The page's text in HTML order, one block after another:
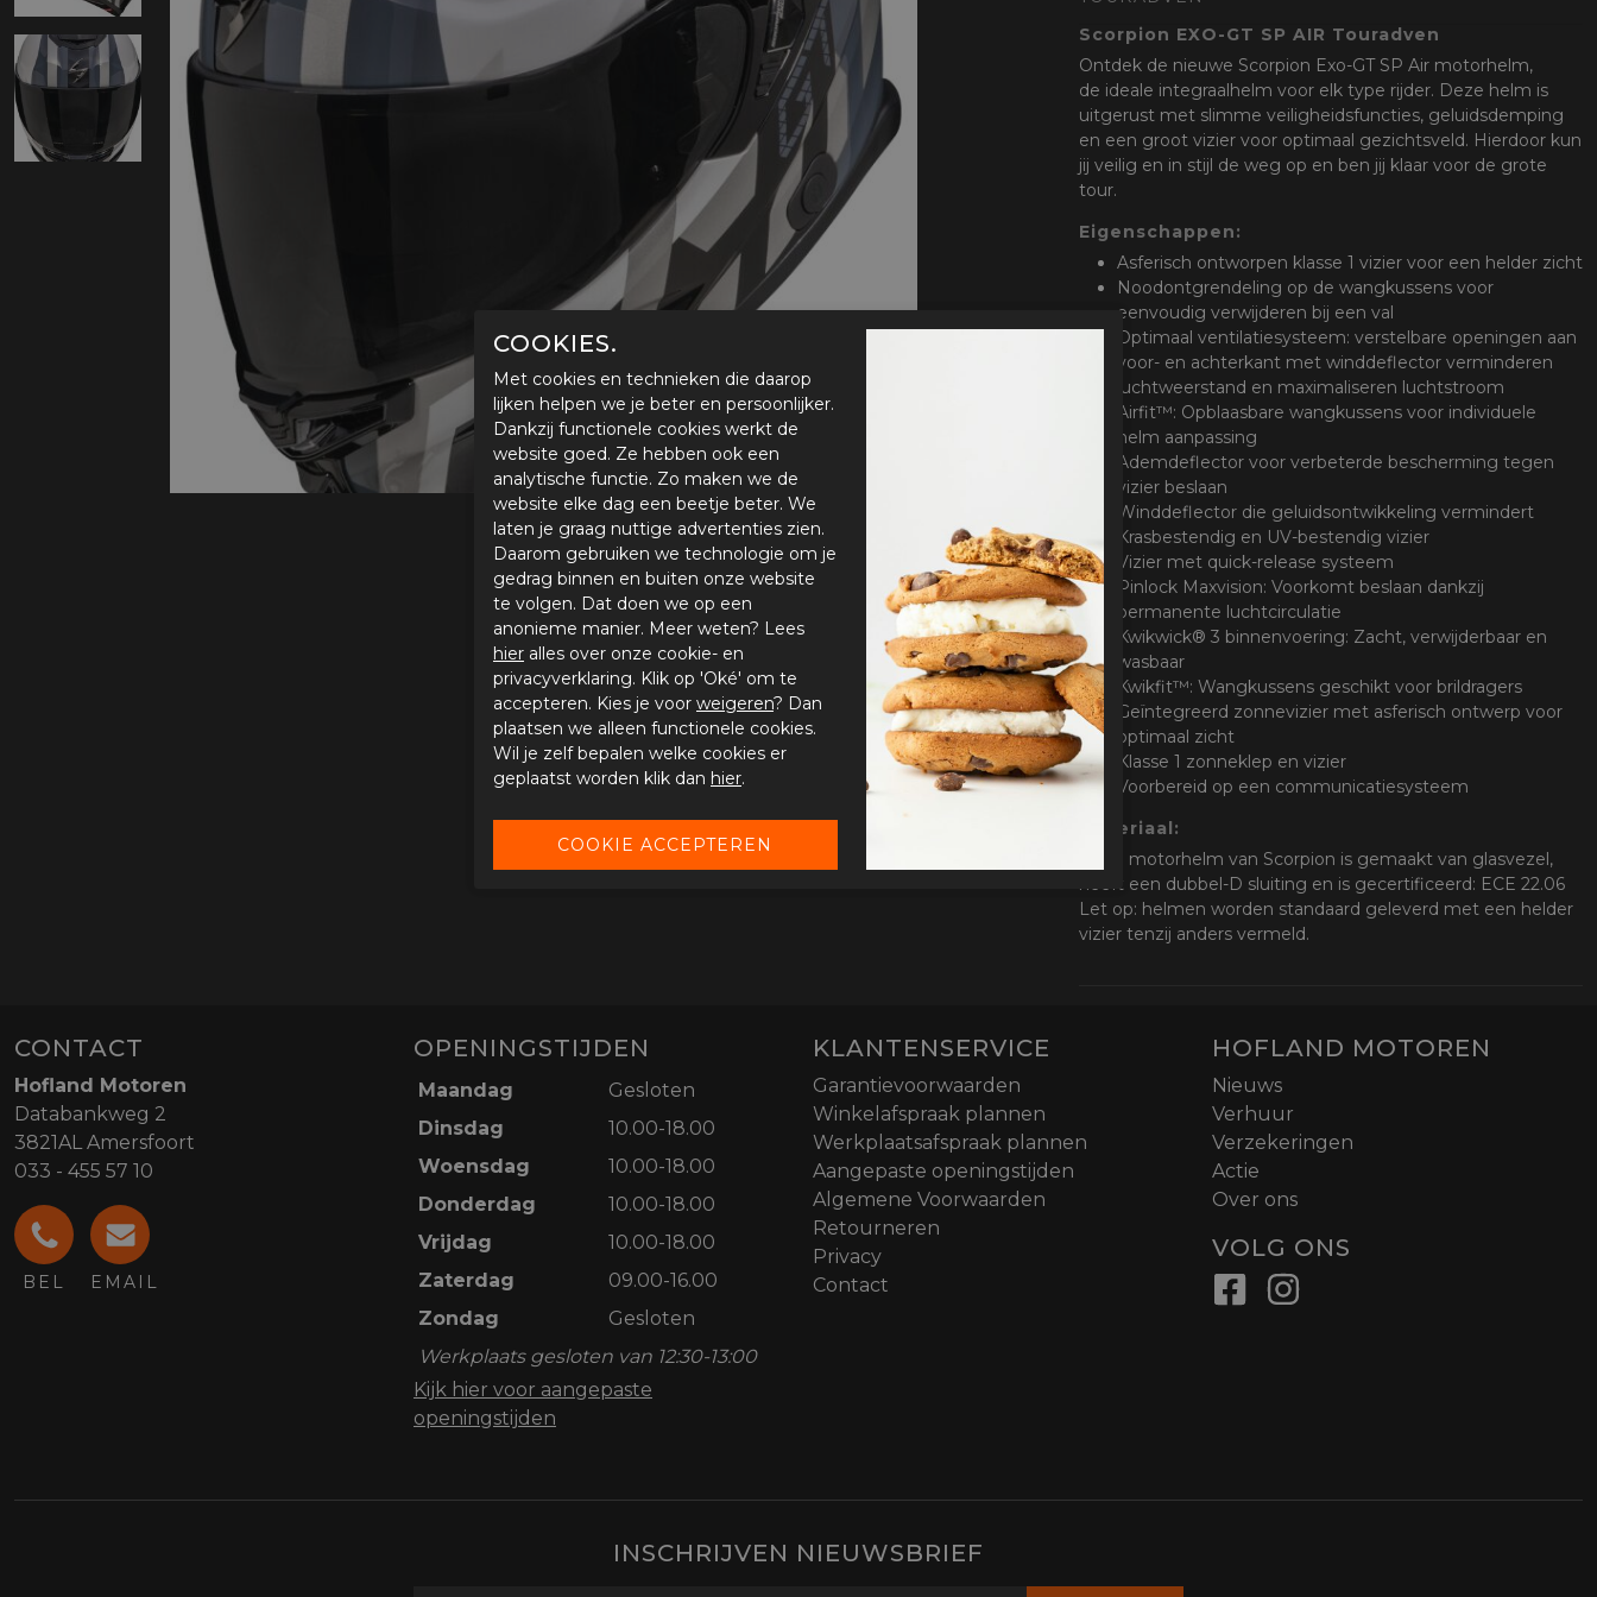
Airbags
handschoenen
All-Season
handschoenen
Verwarmde
handschoenen
Sloten
TelefoonScorpion EXO-GT SP AIR Touradven
Ontdek de nieuwe Scorpion Exo-GT SP Air motorhelm,
de ideale integraalhelm voor elk type rijder. Deze helm is
uitgerust met slimme veiligheidsfuncties, geluidsdemping
en een groot vizier voor optimaal gezichtsveld. Hierdoor kun
jij veilig en in stijl de weg op en ben jij klaar voor de grote
tour.
Eigenschappen:
Asferisch ontworpen klasse 1 vizier voor een helder zicht
Noodontgrendeling op de wangkussens voor
eenvoudig verwijderen bij een val
Optimaal ventilatiesysteem: verstelbare openingen aan
voor- en achterkant met winddeflector verminderen
luchtweerstand en maximaliseren luchtstroom
Airfit™: Opblaasbare wangkussens voor individuele
helm aanpassing
Ademdeflector voor verbeterde bescherming tegen
vizier beslaan
Winddeflector die geluidsontwikkeling vermindert
Krasbestendig en UV-bestendig vizier
Vizier met quick-release systeem
Pinlock Maxvision: Voorkomt beslaan dankzij
permanente luchtcirculatie
Kwikwick® 3 binnenvoering: Zacht, verwijderbaar en
wasbaar
Kwikfit™: Wangkussens geschikt voor brildragers
Geïntegreerd zonnevizier met asferisch ontwerp voor
optimaal zicht
Klasse 1 zonneklep en vizier
Voorbereid op een communicatiesysteem
Materiaal:
Deze motorhelm van Scorpion is gemaakt van glasvezel,
heeft een dubbel-D sluiting en is gecertificeerd: ECE 22.06
Let op: helmen worden standaard geleverd met een helder
vizier tenzij anders vermeld.
CONTACT
Hofland Motoren
Databankweg 2
3821AL Amersfoort
033 - 455 57 10
BEL EMAIL
OPENINGSTIJDEN
Maandag
Gesloten
Dinsdag
10.00-18.00
Woensdag
10.00-18.00
Donderdag
10.00-18.00
Vrijdag
10.00-18.00
Zaterdag
09.00-16.00
Zondag
Gesloten
Werkplaats gesloten van 12:30-13:00
Kijk hier voor aangepaste
openingstijden
KLANTENSERVICE
Garantievoorwaarden
Winkelafspraak plannen
Werkplaatsafspraak plannen
Aangepaste openingstijden
Algemene Voorwaarden
Retourneren
Privacy
Contact
HOFLAND MOTOREN
Nieuws
Verhuur
Verzekeringen
Actie
Over ons
VOLG ONS
INSCHRIJVEN NIEUWSBRIEF
COOKIES.
Met cookies en technieken die daarop
lijken helpen we je beter en persoonlijker.
Dankzij functionele cookies werkt de
website goed. Ze hebben ook een
analytische functie. Zo maken we de
website elke dag een beetje beter. We
laten je graag nuttige advertenties zien.
Daarom gebruiken we technologie om je
gedrag binnen en buiten onze website
te volgen. Dat doen we op een
anonieme manier. Meer weten? Lees
hier alles over onze cookie- en
privacyverklaring. Klik op 'Oké' om te
accepteren. Kies je voor weigeren? Dan
plaatsen we alleen functionele cookies.
Wil je zelf bepalen welke cookies er
geplaatst worden klik dan hier.